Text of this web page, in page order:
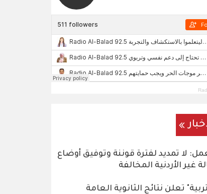
لا تمديد لفترة قوننة وتوفيق أوضاع
غير الأردنية المخالفة
تعلن نتائج الثانوية العامة